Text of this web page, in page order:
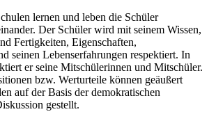
lernen und leben die Schüler
Der Schüler wird mit seinem Wissen,
Fertigkeiten, Eigenschaften,
seinen Lebenserfahrungen respektiert. In
er seine Mitschülerinnen und Mitschüler.
bzw. Werturteile können geäußert
auf der Basis der demokratischen
gestellt.